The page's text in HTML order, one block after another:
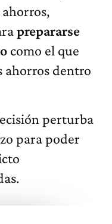
prepararse
como el que
ahorros dentro
perturba
para poder